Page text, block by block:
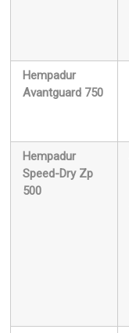
Hempadur
Avantguard 750
Hempadur
Speed-Dry Zp
500